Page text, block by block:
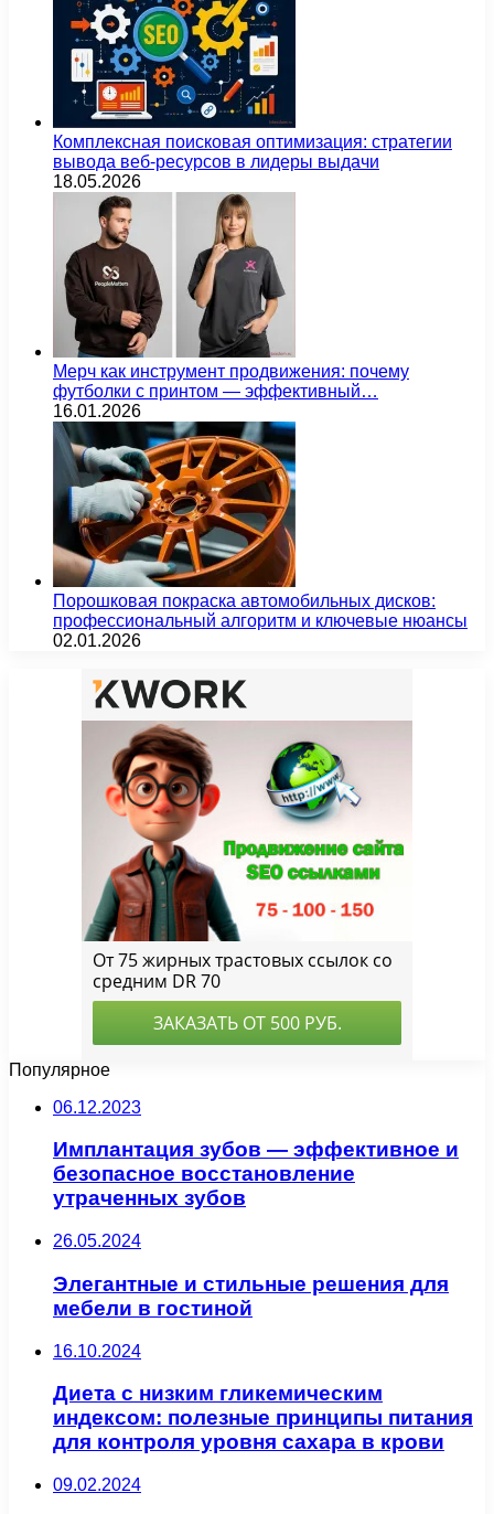
Комплексная поисковая оптимизация: стратегии
вывода веб-ресурсов в лидеры выдачи
18.05.2026
Мерч как инструмент продвижения: почему
футболки с принтом — эффективный…
16.01.2026
Порошковая покраска автомобильных дисков:
профессиональный алгоритм и ключевые нюансы
02.01.2026
Популярное
06.12.2023
Имплантация зубов — эффективное и
безопасное восстановление
утраченных зубов
26.05.2024
Элегантные и стильные решения для
мебели в гостиной
16.10.2024
Диета с низким гликемическим
индексом: полезные принципы питания
для контроля уровня сахара в крови
09.02.2024